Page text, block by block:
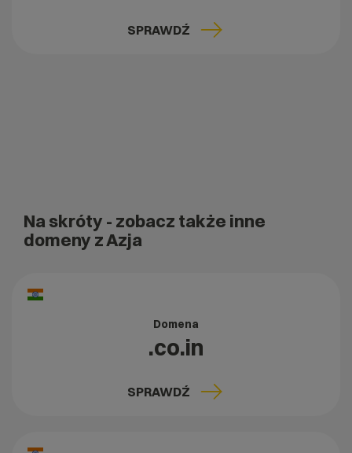
SPRAWDŹ
Na skróty - zobacz także inne
domeny z Azja
Domena
.co.in
SPRAWDŹ